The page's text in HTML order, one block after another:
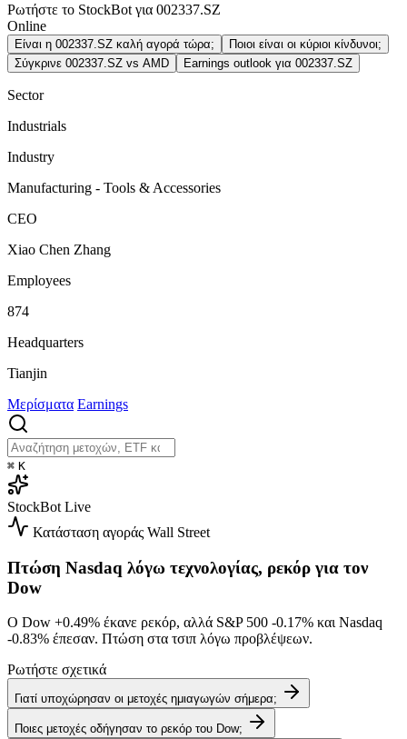
Ρωτήστε το StockBot για 002337.SZ
Online
Είναι η 002337.SZ καλή αγορά τώρα;
Ποιοι είναι οι κύριοι κίνδυνοι;
Σύγκρινε 002337.SZ vs AMD
Earnings outlook για 002337.SZ
Sector
Industrials
Industry
Manufacturing - Tools & Accessories
CEO
Xiao Chen Zhang
Employees
874
Headquarters
Tianjin
Μερίσματα Earnings
⌘ K
StockBot Live
Κατάσταση αγοράς Wall Street
Πτώση Nasdaq λόγω τεχνολογίας, ρεκόρ για τον
Dow
Ο Dow +0.49% έκανε ρεκόρ, αλλά S&P 500 -0.17% και Nasdaq
-0.83% έπεσαν. Πτώση στα τσιπ λόγω προβλέψεων.
Ρωτήστε σχετικά
Γιατί υποχώρησαν οι μετοχές ημιαγωγών σήμερα;
Ποιες μετοχές οδήγησαν το ρεκόρ του Dow;